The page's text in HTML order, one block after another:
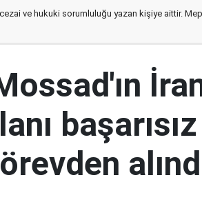
cezai ve hukuki sorumluluğu yazan kişiye aittir.